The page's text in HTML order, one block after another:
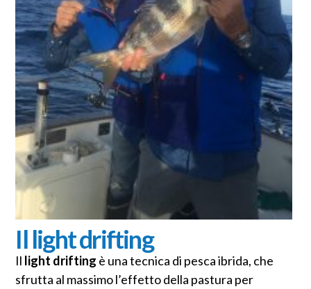
Il light drifting
Il light drifting è una tecnica di pesca ibrida, che
sfrutta al massimo l’effetto della pastura per